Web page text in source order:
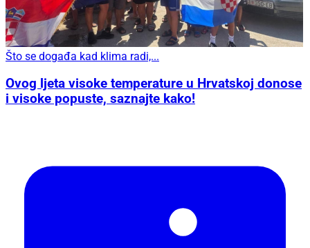
Što se događa kad klima radi,...
Ovog ljeta visoke temperature u Hrvatskoj donose
i visoke popuste, saznajte kako!